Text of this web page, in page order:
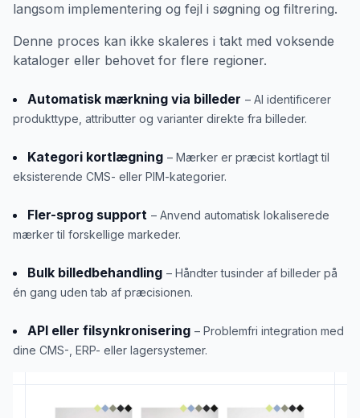
langsom implementering og fejl i søgning og filtrering.
Denne proces kan ikke skaleres i takt med voksende
kataloger eller behovet for flere regioner.
Automatisk mærkning via billeder – AI identificerer
produkttype, attributter og varianter direkte fra billeder.
Kategori kortlægning – Mærker er præcist kortlagt til
eksisterende CMS- eller PIM-kategorier.
Fler-sprog support – Anvend automatisk lokaliserede
mærker til forskellige markeder.
Bulk billedbehandling – Håndter tusinder af billeder på
én gang uden tab af præcisionen.
API eller filsynkronisering – Problemfri integration med
dine CMS-, ERP- eller lagersystemer.